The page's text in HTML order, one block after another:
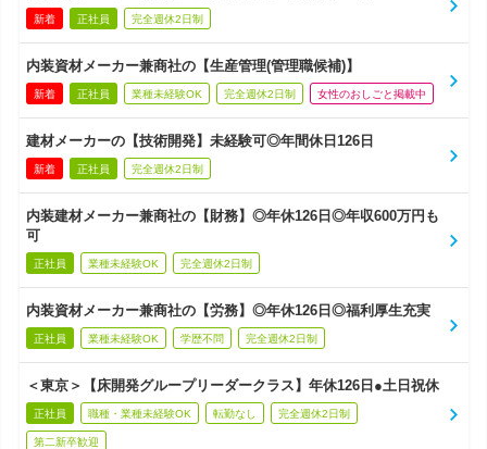
新着 正社員 完全週休2日制
内装資材メーカー兼商社の【生産管理(管理職候補)】
新着 正社員 業種未経験OK 完全週休2日制 女性のおしごと掲載中
建材メーカーの【技術開発】未経験可◎年間休日126日
新着 正社員 完全週休2日制
内装建材メーカー兼商社の【財務】◎年休126日◎年収600万円も
可
正社員 業種未経験OK 完全週休2日制
内装資材メーカー兼商社の【労務】◎年休126日◎福利厚生充実
正社員 業種未経験OK 学歴不問 完全週休2日制
＜東京＞【床開発グループリーダークラス】年休126日●土日祝休
正社員 職種・業種未経験OK 転勤なし 完全週休2日制
第二新卒歓迎